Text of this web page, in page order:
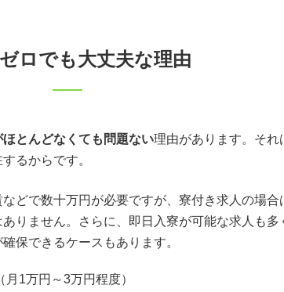
ロでも大丈夫な理由
ほとんどなくても問題ない理由があります。それ
るからです。
どで数十万円が必要ですが、寮付き求人の場合
りません。さらに、即日入寮が可能な求人も多
保できるケースもあります。
1万円～3万円程度）